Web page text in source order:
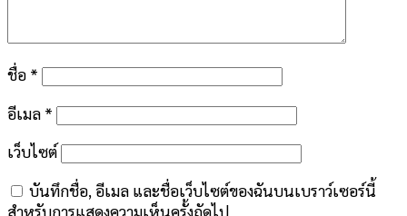
ชื่อ *
อีเมล *
เว็บไซต์
บันทึกชื่อ, อีเมล และชื่อเว็บไซต์ของฉันบนเบราว์เซอร์นี้
สำหรับการแสดงความเห็นครั้งถัดไป